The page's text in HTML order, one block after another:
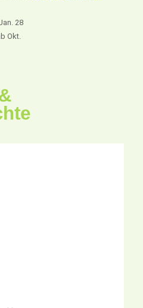
28
Okt.